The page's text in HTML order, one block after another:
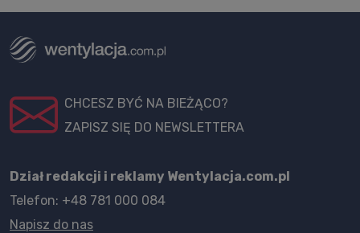
CHCESZ BYĆ NA BIEŻĄCO?
ZAPISZ SIĘ DO NEWSLETTERA
Dział redakcji i reklamy Wentylacja.com.pl
Telefon: +48 781 000 084
Napisz do nas